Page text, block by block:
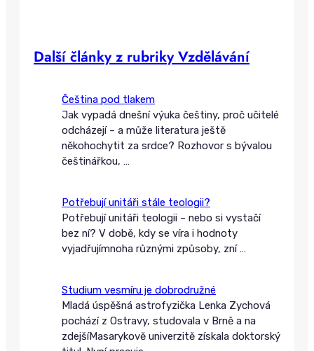
Další články z rubriky Vzdělávání
Čeština pod tlakem
Jak vypadá dnešní výuka češtiny, proč učitelé
odcházejí – a může literatura ještě
někohochytit za srdce? Rozhovor s bývalou
češtinářkou, …
Potřebují unitáři stále teologii?
Potřebují unitáři teologii – nebo si vystačí
bez ní? V době, kdy se víra i hodnoty
vyjadřujímnoha různými způsoby, zní…
Studium vesmíru je dobrodružné
Mladá úspěšná astrofyzička Lenka Zychová
pochází z Ostravy, studovala v Brně a na
zdejšíMasarykově univerzitě získala doktorský